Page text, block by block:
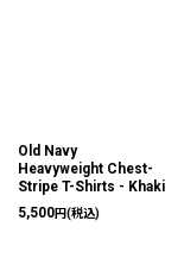
Old Navy
Heavyweight Chest-
Stripe T-Shirts - Khaki
5,500円(税込)